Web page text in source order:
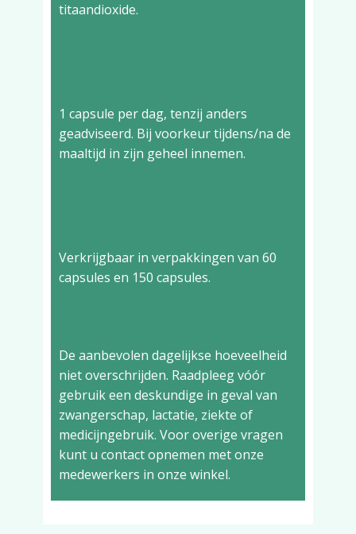
titaandioxide.
1 capsule per dag, tenzij anders
geadviseerd. Bij voorkeur tijdens/na de
maaltijd in zijn geheel innemen.
Verkrijgbaar in verpakkingen van 60
capsules en 150 capsules.
De aanbevolen dagelijkse hoeveelheid
niet overschrijden. Raadpleeg vóór
gebruik een deskundige in geval van
zwangerschap, lactatie, ziekte of
medicijngebruik. Voor overige vragen
kunt u contact opnemen met onze
medewerkers in onze winkel.